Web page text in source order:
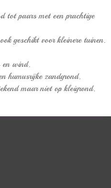
tot paars met een prachtige
geschikt voor kleinere tuinen.
en wind.
humusrijke zandgrond.
maar niet op kleigrond.